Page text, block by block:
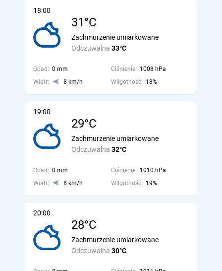
18:00
31°C
Odczuwalna 33°C
Zachmurzenie umiarkowane
Opad: 0 mm Ciśnienie: 1008 hPa
Wiatr:
8 km/h Wilgotność: 18%
19:00
29°C
Odczuwalna 32°C
Zachmurzenie umiarkowane
Opad: 0 mm Ciśnienie: 1010 hPa
Wiatr:
8 km/h Wilgotność: 19%
20:00
28°C
Odczuwalna 30°C
Zachmurzenie umiarkowane